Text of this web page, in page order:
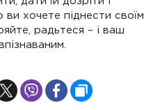
хочете піднести своїм
радьтеся – і ваш
X Viber Facebook